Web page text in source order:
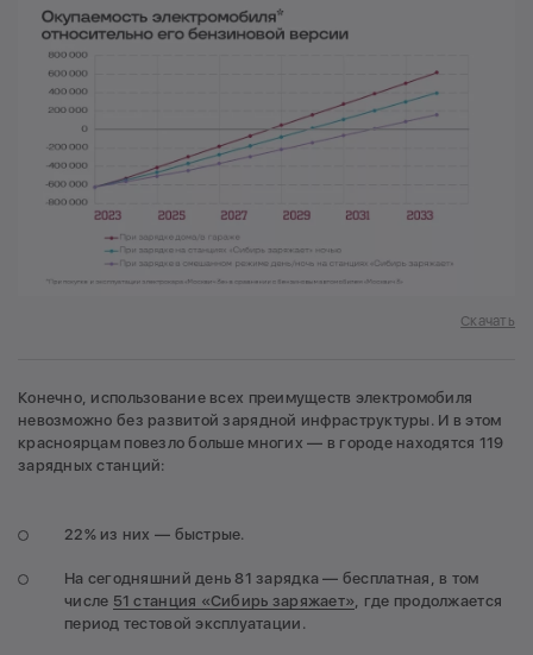
Скачать
Конечно, использование всех преимуществ электромобиля
невозможно без развитой зарядной инфраструктуры. И в этом
красноярцам повезло больше многих — в городе находятся 119
зарядных станций:
22% из них — быстрые.
На сегодняшний день 81 зарядка — бесплатная, в том
числе 51 станция «Сибирь заряжает», где продолжается
период тестовой эксплуатации.